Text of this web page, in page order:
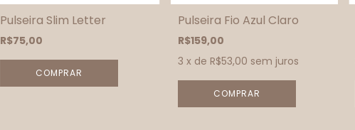
Pulseira Slim Letter
R$75,00
COMPRAR
Pulseira Fio Azul Claro
R$159,00
3 x de R$53,00 sem juros